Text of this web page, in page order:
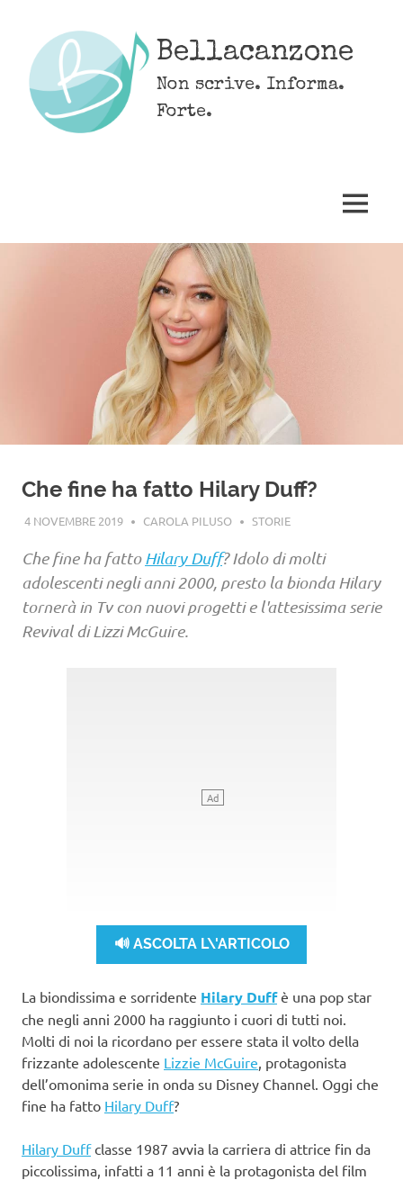
content
Bellacanzone
Non scrive. Informa.
Forte.
MENU
Che fine ha fatto Hilary Duff?
4 NOVEMBRE 2019 CAROLA PILUSO STORIE
Che fine ha fattoHilary Duff? Idolo di molti
adolescenti negli anni 2000, presto la bionda Hilary
tornerà in Tv con nuovi progetti e l'attesissima serie
Revival di Lizzi McGuire.
🔊 ASCOLTA L\'ARTICOLO
La biondissima e sorridente Hilary Duffè una pop star
che negli anni 2000 ha raggiunto i cuori di tutti noi.
Molti di noi la ricordano per essere stata il volto della
frizzante adolescente Lizzie McGuire , protagonista
dell’omonima serie in onda su Disney Channel. Oggi che
fine ha fatto Hilary Duff?
Hilary Duffclasse 1987 avvia la carriera di attrice fin da
piccolissima, infatti a 11 anni è la protagonista del film